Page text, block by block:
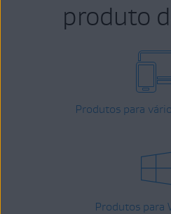
produto
Produtos para
Produtos para